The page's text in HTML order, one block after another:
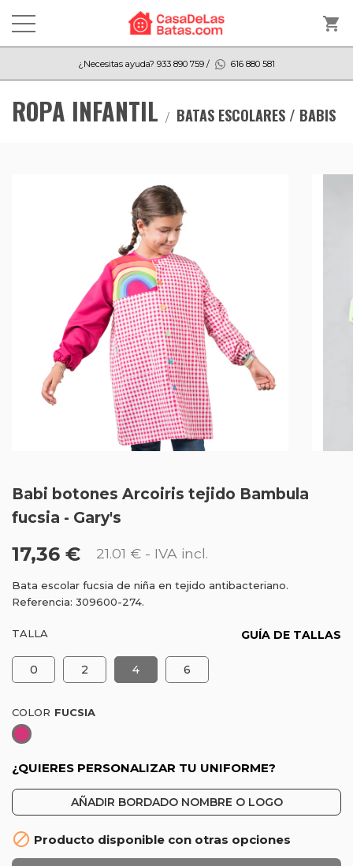
shopping_cart
¿Necesitas ayuda? 933 890 759 / 616 880 581
ROPA INFANTIL BATAS ESCOLARES / BABIS
Babi botones Arcoiris tejido Bambula
fucsia - Gary's
17,36 € 21.01 € - IVA incl.
Bata escolar fucsia de niña en tejido antibacteriano.
Referencia: 309600-274.
TALLA GUÍA DE TALLAS
0 2 4 6
COLOR
Fucsia
¿QUIERES PERSONALIZAR TU UNIFORME?
AÑADIR BORDADO NOMBRE O LOGO
 Producto disponible con otras opciones